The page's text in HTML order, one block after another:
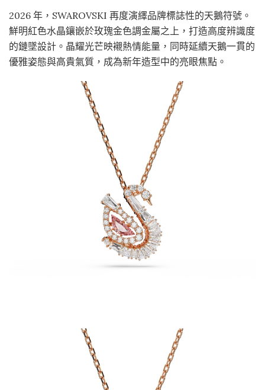
2026 年，SWAROVSKI 再度演繹品牌標誌性的天鵝符號。
鮮明紅色水晶鑲嵌於玫瑰金色調金屬之上，打造高度辨識度
的鏈墜設計。晶耀光芒映襯熱情能量，同時延續天鵝一貫的
優雅姿態與高貴氣質，成為新年造型中的亮眼焦點。